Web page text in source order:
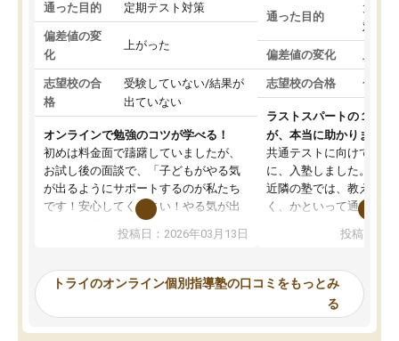
通った目的 定期テスト対策
偏差値の変
化
上がった
志望校の合
格
受験していない/結果が
出ていない
オンラインで勉強のコツが学べる！
初めは料金面で躊躇していましたが、
お試し後の面談で、「子どもがやる気
が出るようにサポートするのが私たち
です！安心してください！やる気が出
ないのは私たち講師の責任です」と言
ってくださり、確かに！と考えて、思
ったんですが、学生の先生から学ぶこ
み、徐々に成績が上がったらいいなと
思っていました。何が今足りないのか
投稿日：2026年03月13日
通った目的
大学
対策
偏差値の変化 上が
志望校の合格 合格
ラストスパートの１か月
が、本当に助かりました
共通テストに向けての追
に、入塾しました。田舎
近隣の塾では、教えても
く、かといって通うには
可能なので本当に助か
らないところをピンポイ
頂いて、とてもわかり
していました。一生を
スト、多少お金がかかっ
投稿日：
トライのオンライン個別指導塾の口コミをもっとみ
る